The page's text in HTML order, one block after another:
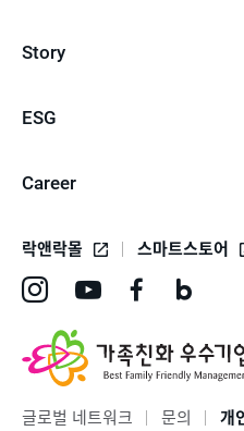
Story
ESG
Career
락앤락몰 스마트스토어
스
타
브
스
버
글로벌 네트워크 문의 개